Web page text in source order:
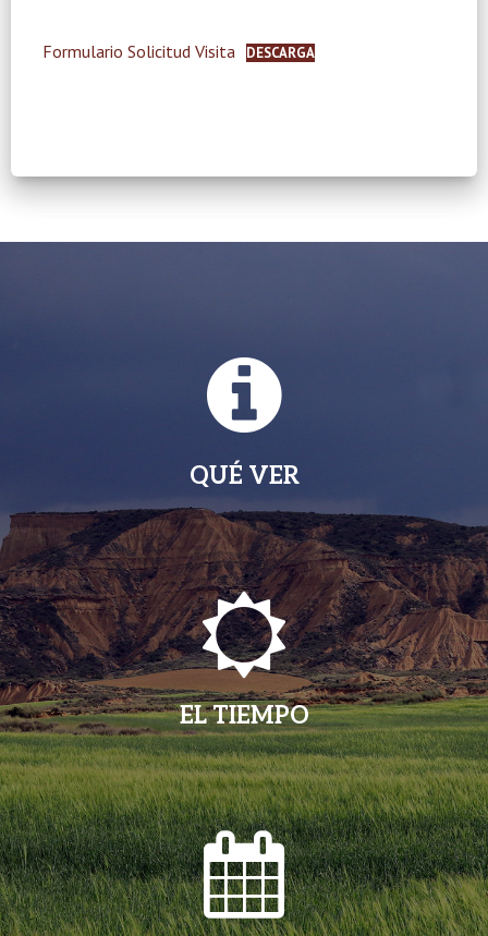
Formulario Solicitud Visita DESCARGA
QUÉ VER
EL TIEMPO